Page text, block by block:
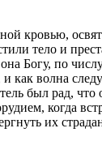
кровью,
тело и
Богу, по
как волна
был рад,
когда
их